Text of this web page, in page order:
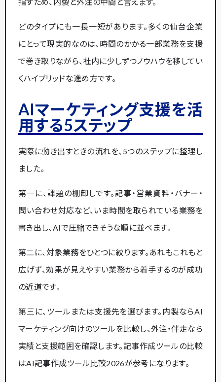
どのタイプにも一長一短があります。多くの仙台企業
にとって現実的なのは、時間のかかる一部業務を支援
で巻き取りながら、社内に少しずつノウハウを移してい
くハイブリッドな進め方です。
AIマーケティング支援を活
用する5ステップ
実際に動き出すときの流れを、5つのステップに整理し
ました。
第一に、課題の棚卸しです。記事・営業資料・バナー・
問い合わせ対応など、いま時間を取られている業務を
書き出し、AIで圧縮できそうな順に並べます。
第二に、対象業務をひとつに絞ります。あれもこれもと
広げず、効果が見えやすい業務から着手するのが成功
の近道です。
第三に、ツールまたは支援先を選びます。内製ならAI
マーケティング向けのツールを比較し、外注・伴走なら
実績と支援範囲を確認します。記事作成ツールの比較
はAI記事作成ツール比較2026が参考になります。